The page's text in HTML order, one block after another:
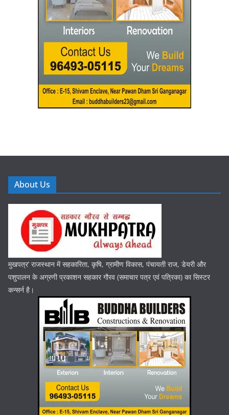
About Us
मुखपत्र’ राजस्थान में सहकारिता, कृषि, ग्रामीण विकास, पंचायती राज, डेयरी और
पशुपालन के अग्रणी प्रकाशन सहकार गौरव (समाचार पत्र एवं पत्रिका) का सिस्टर
कन्सर्न है।